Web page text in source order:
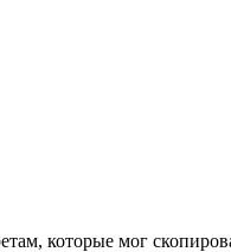
которые мог